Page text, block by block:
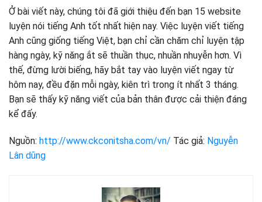
Ở bài viết này, chúng tôi đã giới thiệu đến bạn 15 website
luyện nói tiếng Anh tốt nhất hiện nay. Việc luyện viết tiếng
Anh cũng giống tiếng Việt, bạn chỉ cần chăm chỉ luyện tập
hàng ngày, kỹ năng ắt sẽ thuần thục, nhuần nhuyễn hơn. Vì
thế, đừng lười biếng, hãy bắt tay vào luyện viết ngay từ
hôm nay, đều đặn mỗi ngày, kiên trì trong ít nhất 3 tháng.
Bạn sẽ thấy kỹ năng viết của bản thân được cải thiện đáng
kể đấy.
Nguồn: http://www.ckconitsha.com/vn/ Tác giả: Nguyễn
Lân dũng